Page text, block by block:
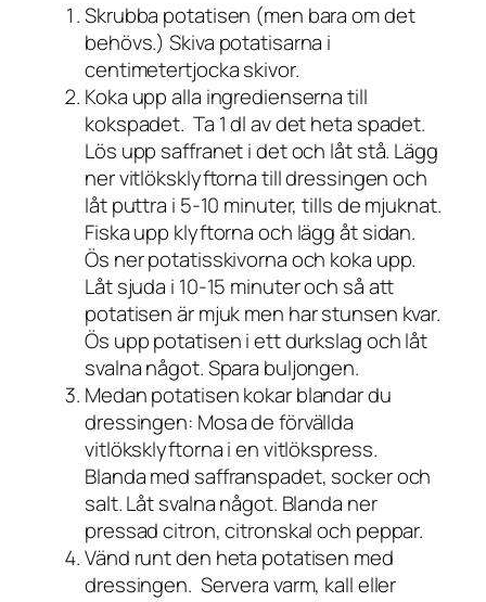
Skrubba potatisen (men bara om det
behövs.) Skiva potatisarna i
centimetertjocka skivor.
Koka upp alla ingredienserna till
kokspadet. Ta 1 dl av det heta spadet.
Lös upp saffranet i det och låt stå. Lägg
ner vitlöksklyftorna till dressingen och
låt puttra i 5-10 minuter, tills de mjuknat.
Fiska upp klyftorna och lägg åt sidan.
Ös ner potatisskivorna och koka upp.
Låt sjuda i 10-15 minuter och så att
potatisen är mjuk men har stunsen kvar.
Ös upp potatisen i ett durkslag och låt
svalna något. Spara buljongen.
Medan potatisen kokar blandar du
dressingen: Mosa de förvällda
vitlöksklyftorna i en vitlökspress.
Blanda med saffranspadet, socker och
salt. Låt svalna något. Blanda ner
pressad citron, citronskal och peppar.
Vänd runt den heta potatisen med
dressingen. Servera varm, kall eller